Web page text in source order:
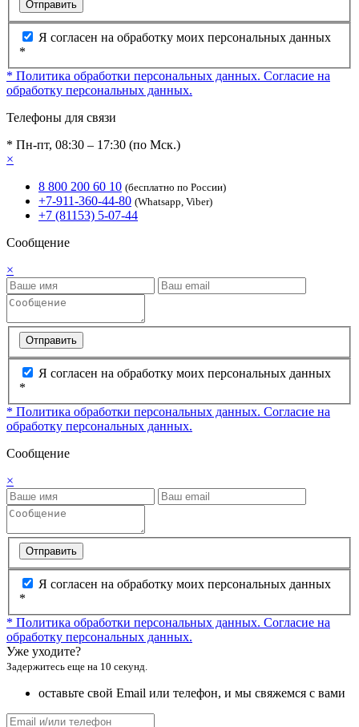
Отправить
Я согласен на обработку моих персональных данных
*
* Политика обработки персональных данных. Согласие на
обработку персональных данных.
Телефоны для связи
* Пн-пт, 08:30 – 17:30 (по Мск.)
×
8 800 200 60 10 (бесплатно по России)
+7-911-360-44-80 (Whatsapp, Viber)
+7 (81153) 5-07-44
Сообщение
×
Отправить
Я согласен на обработку моих персональных данных
*
* Политика обработки персональных данных. Согласие на
обработку персональных данных.
Сообщение
×
Отправить
Я согласен на обработку моих персональных данных
*
* Политика обработки персональных данных. Согласие на
обработку персональных данных.
Уже уходите?
Задержитесь еще на 10 секунд.
оставьте свой Email или телефон, и мы свяжемся с вами